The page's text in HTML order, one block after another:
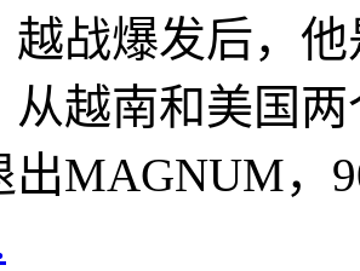
越战爆发后，
从越南和美国
出MAGNUM，